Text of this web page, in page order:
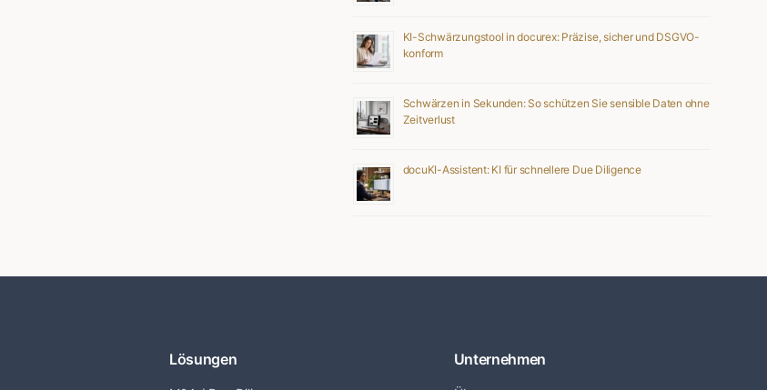
KI-Schwärzungstool in docurex: Präzise, sicher und DSGVO-
konform
Schwärzen in Sekunden: So schützen Sie sensible Daten ohne
Zeitverlust
docuKI-Assistent: KI für schnellere Due Diligence
Lösungen Unternehmen